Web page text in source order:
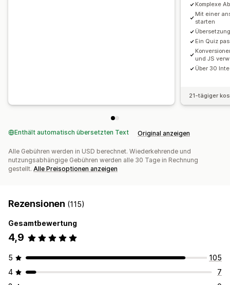
Komplexe
Mit einer
starten
Ein Quiz
und JS
Über 30
21-tägiger
Enthält automatisch übersetzten Text Original anzeigen
Alle Gebühren werden in USD berechnet. Wiederkehrende und
nutzungsabhängige Gebühren werden alle 30 Tage in Rechnung
gestellt. Alle Preisoptionen anzeigen
Rezensionen (115)
Gesamtbewertung
4,9
5
105
4
7